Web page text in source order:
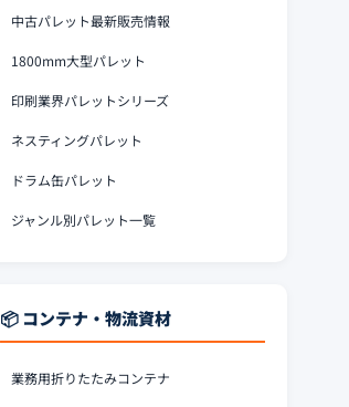
中古パレット最新販売情報
1800mm大型パレット
印刷業界パレットシリーズ
ネスティングパレット
ドラム缶パレット
ジャンル別パレット一覧
📦 コンテナ・物流資材
業務用折りたたみコンテナ